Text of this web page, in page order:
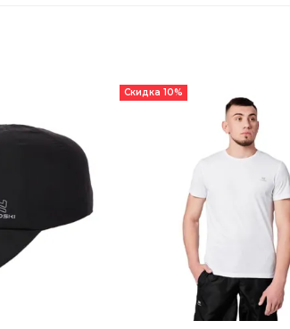
Скидка 10%